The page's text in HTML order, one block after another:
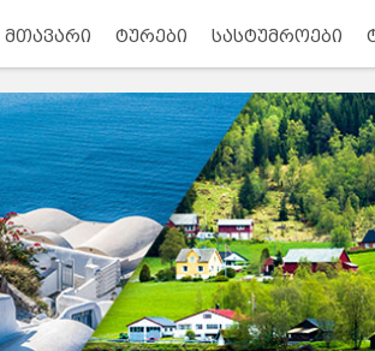
მთავარი ტურები სასტუმროები